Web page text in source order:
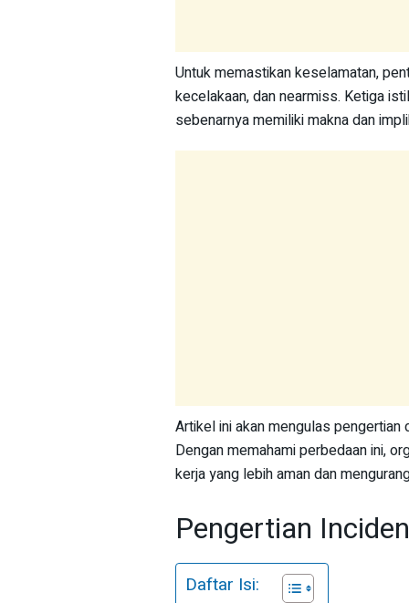
Untuk memastikan keselamatan,
kecelakaan, dan nearmiss. Ketiga
sebenarnya memiliki makna dan
Artikel ini akan mengulas pengertian
Dengan memahami perbedaan ini,
kerja yang lebih aman dan
Pengertian
Daftar Isi: